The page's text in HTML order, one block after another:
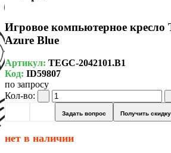
Игровое компьютерное
Azure Blue
Артикул: TEGC-2042101.B1
Код: ID59807
по запросу
Кол-во:
Задать вопрос Получить скидку
нет в наличии